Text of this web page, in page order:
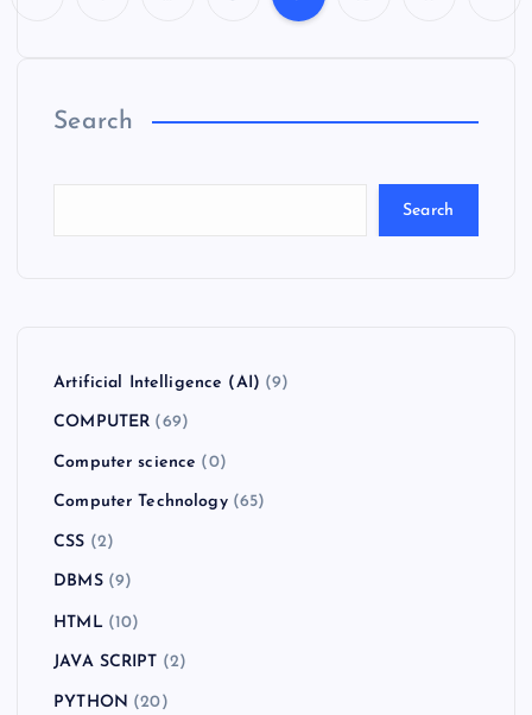
Search
Search
Artificial Intelligence (AI) (9)
COMPUTER (69)
Computer science (0)
Computer Technology(65)
CSS (2)
DBMS(9)
HTML(10)
JAVA SCRIPT (2)
PYTHON (20)